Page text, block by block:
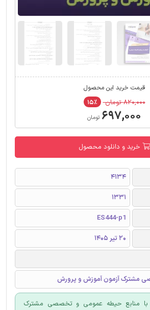
قیمت خرید این محصول
۸۲۰,۰۰۰ تومان ۱۵٪
۶۹۷,۰۰۰ تومان
خرید و دانلود محصول
4134
1331
ES444-p1
20 تیر 1405
مشترک آزمون آموزش و پرورش
با منابع حیطه عمومی و تخصصی مشترک